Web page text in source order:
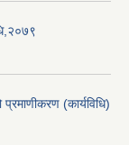
(कार्यविधि)